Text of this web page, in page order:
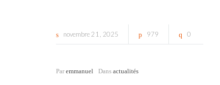
novembre21 2025 979 0
Par emmanuel Dans actualités